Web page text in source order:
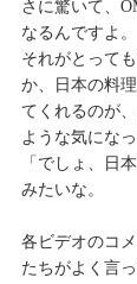
さに驚いて、
なるんですよ。
それがとって
か、日本の料
てくれるのが
ような気にな
「でしょ、日
みたいな。
各ビデオのコ
たちがよく言